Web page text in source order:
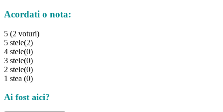
Acordati o nota:
5 (2 voturi)
5 stele(2)
4 stele(0)
3 stele(0)
2 stele(0)
1 stea (0)
Ai fost aici?